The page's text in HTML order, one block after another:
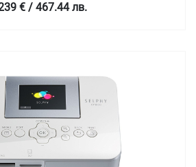
€ / 467.44 лв.